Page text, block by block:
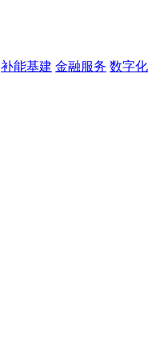
补能基建 金融服务 数字化